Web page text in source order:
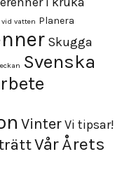
vid vatten Planera
Skugga
Svenska
VinterVi tipsar!
VårÅrets